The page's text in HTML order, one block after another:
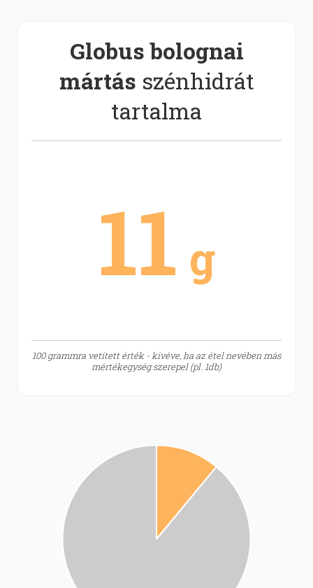
Globus bolognai
mártás szénhidrát
tartalma
11 g
100 grammra vetített érték - kivéve, ha az étel nevében más
mértékegység szerepel (pl. 1db)